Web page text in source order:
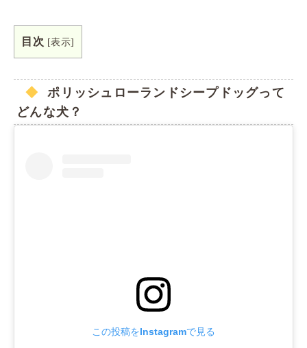
目次 [表示]
ポリッシュローランドシープドッグって
どんな犬？
この投稿をInstagramで見る